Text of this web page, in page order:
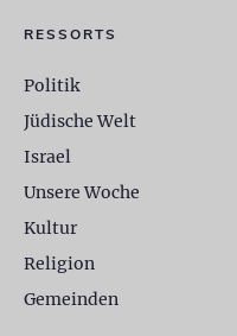
RESSORTS
Politik
Jüdische Welt
Israel
Unsere Woche
Kultur
Religion
Gemeinden